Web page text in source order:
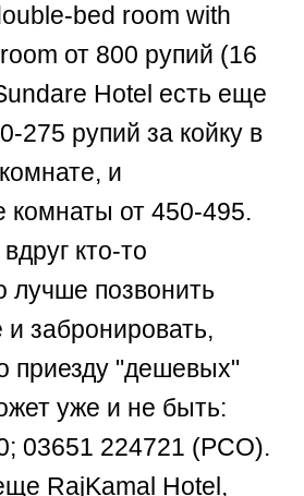
bed room with
от 800 рупий (16
Hotel есть еще
275 рупий за койку в
и
комнаты от 450-495.
кто-то
лучше позвонить
и забронировать,
приезду "дешевых"
уже и не быть:
03651 224721 (PCO).
RajKamal Hotel,